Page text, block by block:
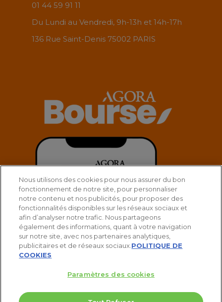
01 44 59 91 11
Du Lundi au Vendredi, 9h-13h et 14h-17h
136 Rue Saint-Denis 75002 PARIS
Nous utilisons des cookies pour nous assurer du bon
fonctionnement de notre site, pour personnaliser
notre contenu et nos publicités, pour proposer des
fonctionnalités disponibles sur les réseaux sociaux et
afin d’analyser notre trafic. Nous partageons
également des informations, quant à votre navigation
sur notre site, avec nos partenaires analytiques,
publicitaires et de réseaux sociaux. POLITIQUE DE
COOKIES
Paramètres des cookies